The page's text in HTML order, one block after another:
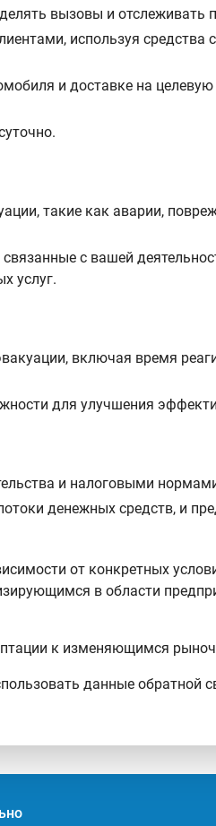
вызовы и отслеживать
используя средства
и доставке на
такие как аварии,
с вашей
услуг.
включая время
для улучшения
и налоговыми
денежных средств, и
от конкретных
в области
к изменяющимся
данные обратной